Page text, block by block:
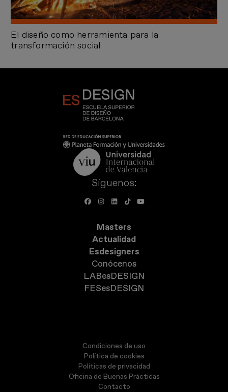
El diseño como herramienta para la
transformación social
Síguenos:
Masters
Actualidad
Esdesigners
Conócenos
LABesDESIGN
FESesDESIGN
Condiciones de uso
Política de cookies
Políticas de privacidad
Oficina de Buenas Prácticas
Contacto